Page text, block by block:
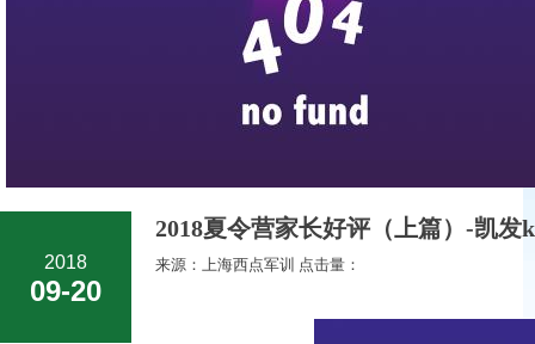
2018
09-20
2018夏令营家长好评（上篇）-凯发
来源：上海西点军训 点击量：